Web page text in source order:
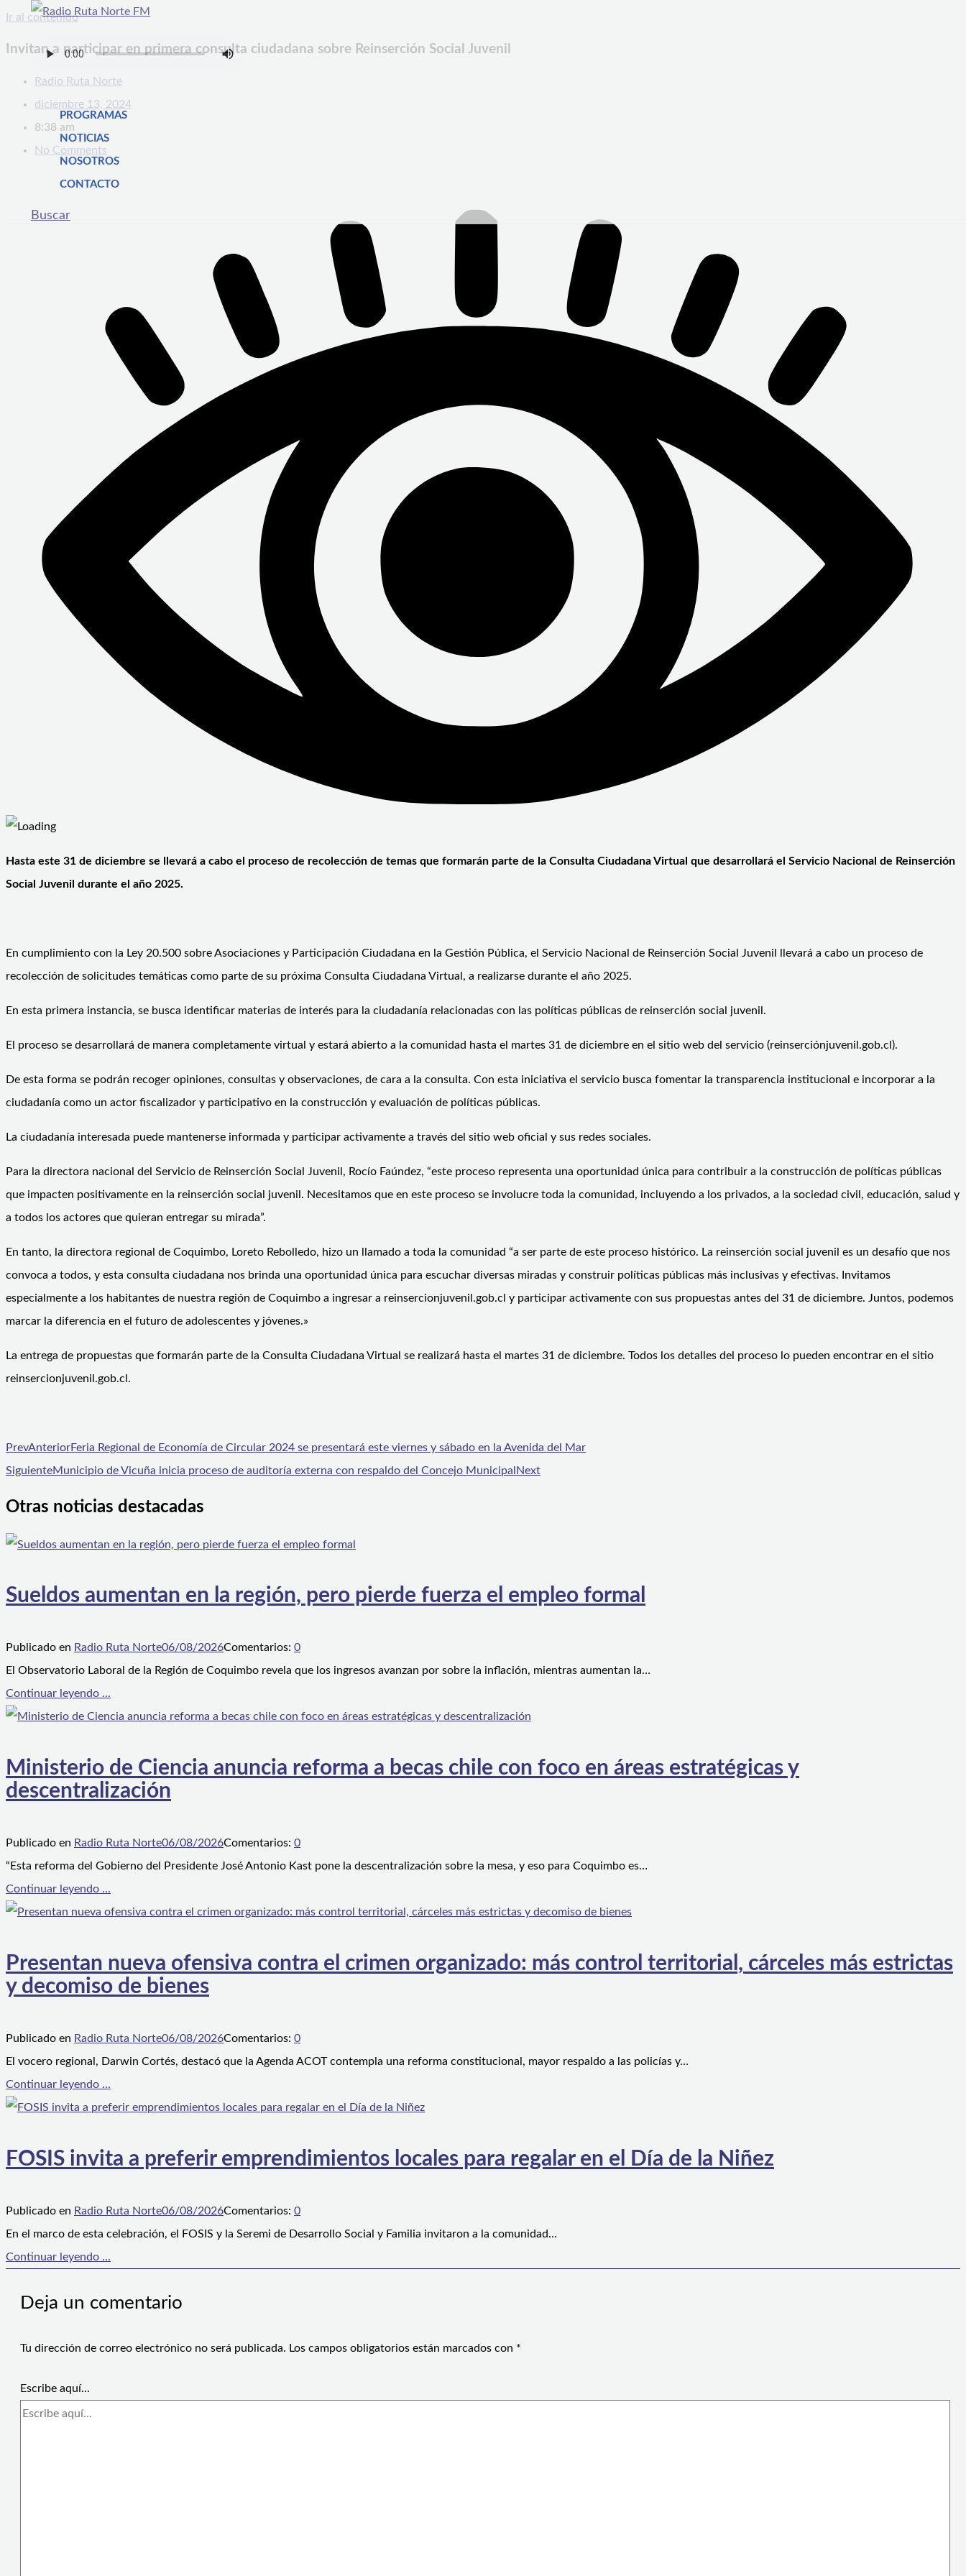
Ir al contenido
PROGRAMAS
NOTICIAS
NOSOTROS
CONTACTO
Buscar
Invitan a participar en primera consulta ciudadana sobre Reinserción Social Juvenil
Radio Ruta Norte
diciembre 13, 2024
8:38 am
No Comments
Hasta este 31 de diciembre se llevará a cabo el proceso de recolección de temas que formarán parte de la Consulta Ciudadana Virtual que desarrollará el Servicio Nacional de Reinserción
Social Juvenil durante el año 2025.
En cumplimiento con la Ley 20.500 sobre Asociaciones y Participación Ciudadana en la Gestión Pública, el Servicio Nacional de Reinserción Social Juvenil llevará a cabo un proceso de
recolección de solicitudes temáticas como parte de su próxima Consulta Ciudadana Virtual, a realizarse durante el año 2025.
En esta primera instancia, se busca identificar materias de interés para la ciudadanía relacionadas con las políticas públicas de reinserción social juvenil.
El proceso se desarrollará de manera completamente virtual y estará abierto a la comunidad hasta el martes 31 de diciembre en el sitio web del servicio (reinserciónjuvenil.gob.cl).
De esta forma se podrán recoger opiniones, consultas y observaciones, de cara a la consulta. Con esta iniciativa el servicio busca fomentar la transparencia institucional e incorporar a la
ciudadanía como un actor fiscalizador y participativo en la construcción y evaluación de políticas públicas.
La ciudadanía interesada puede mantenerse informada y participar activamente a través del sitio web oficial y sus redes sociales.
Para la directora nacional del Servicio de Reinserción Social Juvenil, Rocío Faúndez, “este proceso representa una oportunidad única para contribuir a la construcción de políticas públicas
que impacten positivamente en la reinserción social juvenil. Necesitamos que en este proceso se involucre toda la comunidad, incluyendo a los privados, a la sociedad civil, educación, salud y
a todos los actores que quieran entregar su mirada”.
En tanto, la directora regional de Coquimbo, Loreto Rebolledo, hizo un llamado a toda la comunidad “a ser parte de este proceso histórico. La reinserción social juvenil es un desafío que nos
convoca a todos, y esta consulta ciudadana nos brinda una oportunidad única para escuchar diversas miradas y construir políticas públicas más inclusivas y efectivas. Invitamos
especialmente a los habitantes de nuestra región de Coquimbo a ingresar a reinsercionjuvenil.gob.cl y participar activamente con sus propuestas antes del 31 de diciembre. Juntos, podemos
marcar la diferencia en el futuro de adolescentes y jóvenes.»
La entrega de propuestas que formarán parte de la Consulta Ciudadana Virtual se realizará hasta el martes 31 de diciembre. Todos los detalles del proceso lo pueden encontrar en el sitio
reinsercionjuvenil.gob.cl.
PrevAnteriorFeria Regional de Economía de Circular 2024 se presentará este viernes y sábado en la Avenida del Mar
SiguienteMunicipio de Vicuña inicia proceso de auditoría externa con respaldo del Concejo Municipal Next
Otras noticias destacadas
Sueldos aumentan en la región, pero pierde fuerza el empleo formal
Publicado en Radio Ruta Norte06/08/2026Comentarios: 0
El Observatorio Laboral de la Región de Coquimbo revela que los ingresos avanzan por sobre la inflación, mientras aumentan la…
Continuar leyendo ...
Ministerio de Ciencia anuncia reforma a becas chile con foco en áreas estratégicas y
descentralización
Publicado en Radio Ruta Norte06/08/2026Comentarios: 0
“Esta reforma del Gobierno del Presidente José Antonio Kast pone la descentralización sobre la mesa, y eso para Coquimbo es…
Continuar leyendo ...
Presentan nueva ofensiva contra el crimen organizado: más control territorial, cárceles más estrictas
y decomiso de bienes
Publicado en Radio Ruta Norte06/08/2026Comentarios: 0
El vocero regional, Darwin Cortés, destacó que la Agenda ACOT contempla una reforma constitucional, mayor respaldo a las policías y…
Continuar leyendo ...
FOSIS invita a preferir emprendimientos locales para regalar en el Día de la Niñez
Publicado en Radio Ruta Norte06/08/2026Comentarios: 0
En el marco de esta celebración, el FOSIS y la Seremi de Desarrollo Social y Familia invitaron a la comunidad…
Continuar leyendo ...
Deja un comentario
Tu dirección de correo electrónico no será publicada. Los campos obligatorios están marcados con *
Escribe aquí...